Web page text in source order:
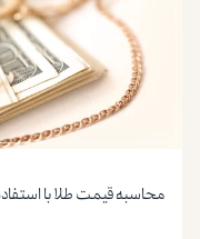
محاسبه قیمت طلا با